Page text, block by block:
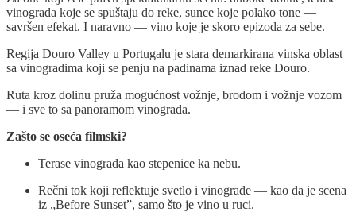
vinograda koje se spuštaju do reke, sunce koje polako tone —
savršen efekat. I naravno — vino koje je skoro epizoda za sebe.
Regija Douro Valley u Portugalu je stara demarkirana vinska oblast
sa vinogradima koji se penju na padinama iznad reke Douro.
Ruta kroz dolinu pruža mogućnost vožnje, brodom i vožnje vozom
— i sve to sa panoramom vinograda.
Zašto se oseća filmski?
Terase vinograda kao stepenice ka nebu.
Rečni tok koji reflektuje svetlo i vinograde — kao da je scena
iz „Before Sunset”, samo što je vino u ruci.